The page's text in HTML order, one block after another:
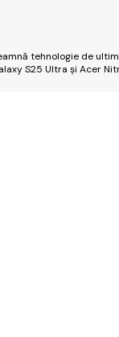
tehnologie de
S25 Ultra și Acer